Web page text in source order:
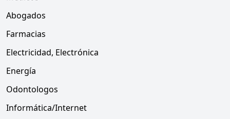
Abogados
Farmacias
Electricidad, Electrónica
Energía
Odontologos
Informática/Internet